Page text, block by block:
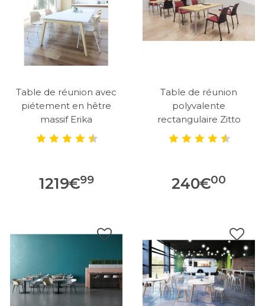
Table de réunion avec
piétement en hêtre
massif Erika
1219€99
Table de réunion
polyvalente
rectangulaire Zitto
240€00